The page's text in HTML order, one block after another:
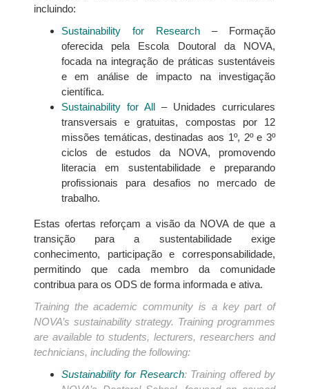
incluindo:
Sustainability for Research – Formação
oferecida pela Escola Doutoral da NOVA,
focada na integração de práticas sustentáveis
e em análise de impacto na investigação
científica.
Sustainability for All– Unidades curriculares
transversais e gratuitas, compostas por 12
missões temáticas, destinadas aos 1º, 2º e 3º
ciclos de estudos da NOVA, promovendo
literacia em sustentabilidade e preparando
profissionais para desafios no mercado de
trabalho.
Estas ofertas reforçam a visão da NOVA de que a
transição para a sustentabilidade exige
conhecimento, participação e corresponsabilidade,
permitindo que cada membro da comunidade
contribua para os ODS de forma informada e ativa.
Training the academic community is a key part of
NOVA’s sustainability strategy. Training programmes
are available to students, lecturers, researchers and
technicians, including the following:
Sustainability for Research: Training offered by